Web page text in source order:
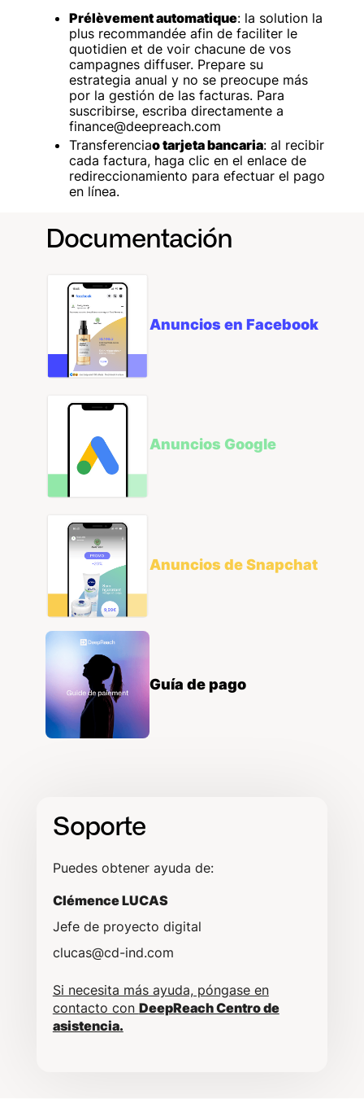
Prélèvement automatique: la solution la
plus recommandée afin de faciliter le
quotidien et de voir chacune de vos
campagnes diffuser. Prepare su
estrategia anual y no se preocupe más
por la gestión de las facturas. Para
suscribirse, escriba directamente a
finance@deepreach.com‍
Transferenciao tarjeta bancaria: al recibir
cada factura, haga clic en el enlace de
redireccionamiento para efectuar el pago
en línea.
Documentación
Anuncios en Facebook
Anuncios Google
Anuncios de Snapchat
Guía de pago
Soporte
Puedes obtener ayuda de:
Clémence LUCAS
Jefe de proyecto digital
clucas@cd-ind.com
Si necesita más ayuda, póngase en
contacto con DeepReach Centro de
asistencia.